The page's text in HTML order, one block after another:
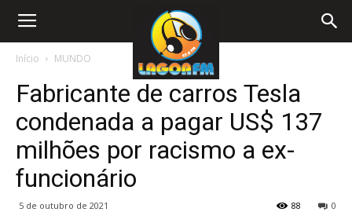
Início MUNDO
Fabricante de carros Tesla
condenada a pagar US$ 137
milhões por racismo a ex-
funcionário
5 de outubro de 2021 0
88